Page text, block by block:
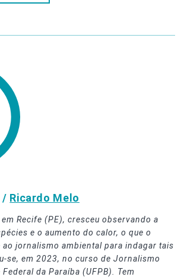
/ Ricardo Melo
Recife (PE), cresceu observando a
e o aumento do calor, o que o
ao jornalismo ambiental para indagar tais
se, em 2023, no curso de Jornalismo
da Paraíba (UFPB). Tem